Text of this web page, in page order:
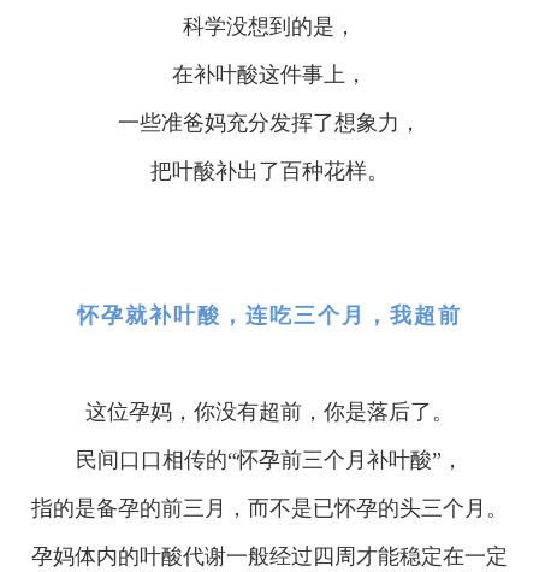
科学没想到的是，
在补叶酸这件事上，
一些准爸妈充分发挥了想象力，
把叶酸补出了百种花样。
怀孕就补叶酸，连吃三个月，我超前
这位孕妈，你没有超前，你是落后了。
民间口口相传的“怀孕前三个月补叶酸”，
指的是备孕的前三月，而不是已怀孕的头三个月。
孕妈体内的叶酸代谢一般经过四周才能稳定在一定